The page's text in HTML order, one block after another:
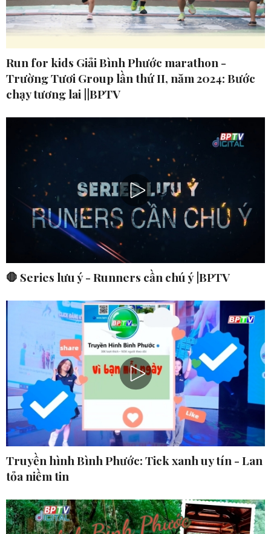
Run for kids Giải Bình Phước marathon -
Trường Tươi Group lần thứ II, năm 2024: Bước
chạy tương lai ||BPTV
🛑 Series lưu ý - Runners cần chú ý |BPTV
Truyền hình Bình Phước: Tick xanh uy tín - Lan
tỏa niềm tin